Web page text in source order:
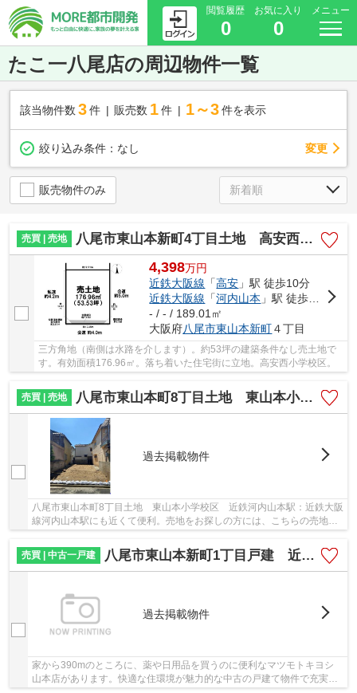
閲覧履歴
0
お気に入り
0
メニュー
たこ一八尾店の周辺物件一覧
該当物件数 3件 販売数 1 件 1～3 件を表示
絞り込み条件： なし 変更
販売物件のみ
売買 | 売地 八尾市東山本新町4丁目土地 高安西小学校区 近鉄高安駅
4,398万円
近鉄大阪線 「高安 」駅 徒歩10分
近鉄大阪線 「河内山本 」駅 徒歩12分
- / - / 189.01㎡
大阪府八尾市東山本新町４丁目
三方角地（南側は水路を介します）。約53坪の建築条件なし売土地で
す。有効面積176.96㎡。落ち着いた住宅街に立地。高安西小学校区。
売買 | 売地 八尾市東山本町8丁目土地 東山本小学校区 近鉄河内山本駅
過去掲載物件
八尾市東山本町8丁目土地 東山本小学校区 近鉄河内山本駅：近鉄大阪
線河内山本駅にも近くて便利。売地をお探しの方には、こちらの売地は
売買 | 中古一戸建
八尾市東山本新町1丁目戸建 近鉄河内山本駅 高安西小学校
過去掲載物件
家から390mのところに、薬や日用品を買うのに便利なマツモトキヨシ
山本店があります。快適な住環境が魅力的な中古の戸建て物件で充実し